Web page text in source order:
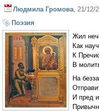
Людмила Громова, 21/12/
Поэзия
Жил
Как
К
В
На
И пред